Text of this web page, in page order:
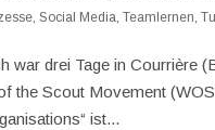
,Social Media,Teamlernen,
war drei Tage in Courrière
the Scout Movement
ist...